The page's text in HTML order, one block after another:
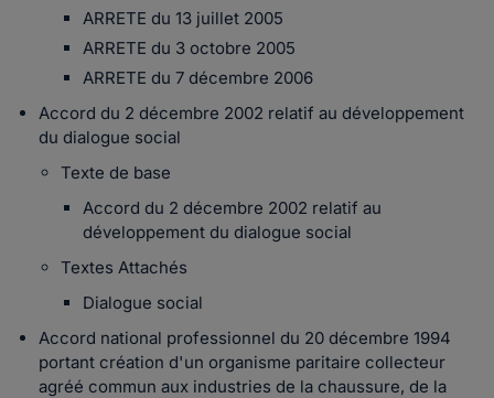
ARRETE du 13 juillet 2005
ARRETE du 3 octobre 2005
ARRETE du 7 décembre 2006
Accord du 2 décembre 2002 relatif au développement
du dialogue social
Texte de base
Accord du 2 décembre 2002 relatif au
développement du dialogue social
Textes Attachés
Dialogue social
Accord national professionnel du 20 décembre 1994
portant création d'un organisme paritaire collecteur
agréé commun aux industries de la chaussure, de la